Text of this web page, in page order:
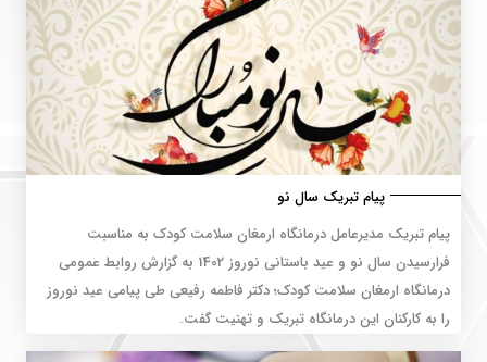
پیام تبریک سال نو
پیام تبریک مدیرعامل درمانگاه ارمغان سلامت کودک به مناسبت
فرارسیدن سال نو و عید باستانی نوروز 1402 به گزارش روابط عمومی
درمانگاه ارمغان سلامت کودک؛ دکتر فاطمه رفیعی طی پیامی عید نوروز
را به کارکنان این درمانگاه تبریک و تهنیت گفت.